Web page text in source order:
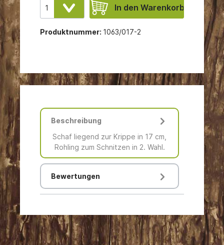
In den Warenkorb
Produktnummer: 1063/017-2
Beschreibung
Schaf liegend zur Krippe in 17 cm,
Rohling zum Schnitzen in 2. Wahl.
Bewertungen